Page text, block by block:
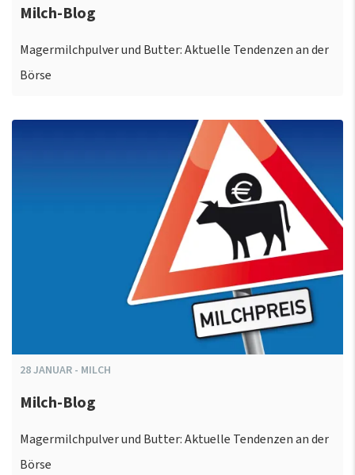
Milch-Blog
Magermilchpulver und Butter: Aktuelle Tendenzen an der
Börse
28JANUAR - MILCH
Milch-Blog
Magermilchpulver und Butter: Aktuelle Tendenzen an der
Börse